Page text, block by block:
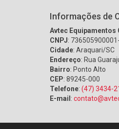
Informações de
Avtec Equipamentos
CNPJ:
Cidade: Araquari/SC
Endereço: Rua
Bairro: Ponto Alto
CEP: 89245-000
Telefone: (47) 3434-
E-mail :